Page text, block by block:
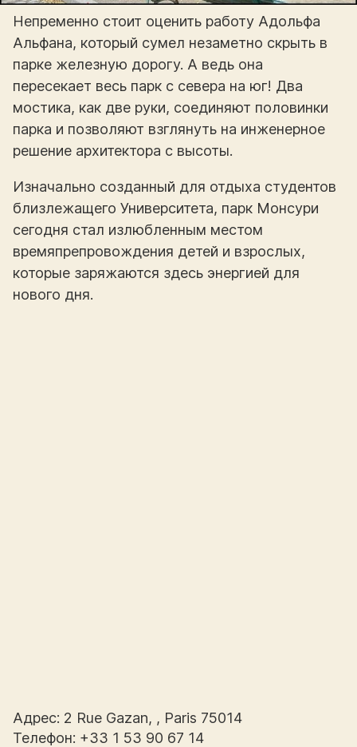
Непременно стоит оценить работу Адольфа
Альфана, который сумел незаметно скрыть в
парке железную дорогу. А ведь она
пересекает весь парк с севера на юг! Два
мостика, как две руки, соединяют половинки
парка и позволяют взглянуть на инженерное
решение архитектора с высоты.
Изначально созданный для отдыха студентов
близлежащего Университета, парк Монсури
сегодня стал излюбленным местом
времяпрепровождения детей и взрослых,
которые заряжаются здесь энергией для
нового дня.
Адрес: 2 Rue Gazan, , Paris 75014
Телефон: +33 1 53 90 67 14